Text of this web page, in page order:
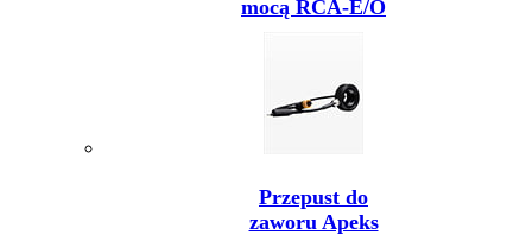
mocą RCA-E/O
Przepust do
zaworu Apeks